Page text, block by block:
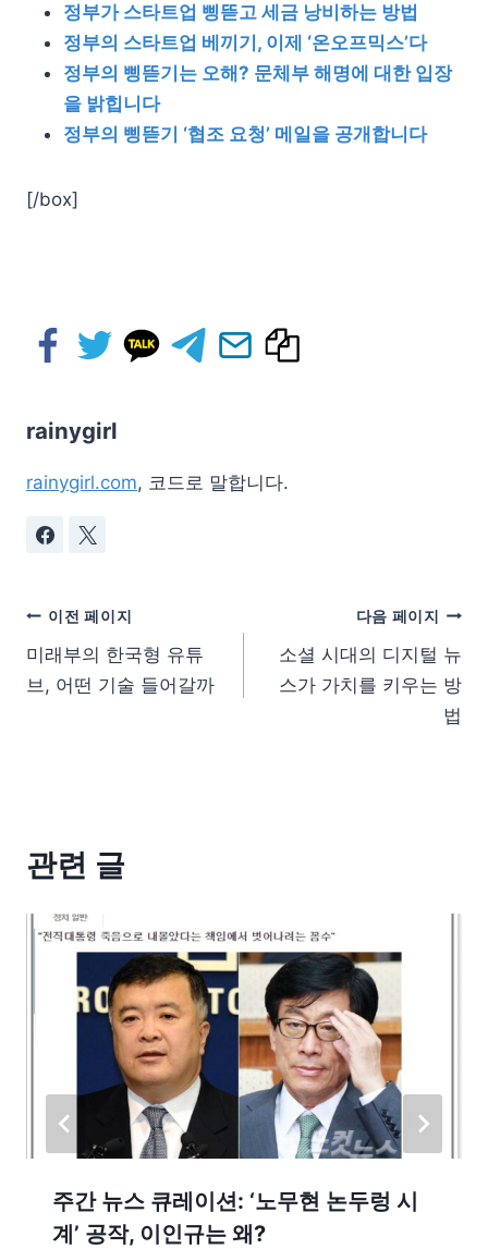
정부가 스타트업 삥뜯고 세금 낭비하는 방법
정부의 스타트업 베끼기, 이제 ‘온오프믹스’다
정부의 삥뜯기는 오해? 문체부 해명에 대한 입장
을 밝힙니다
정부의 삥뜯기 ‘협조 요청’ 메일을 공개합니다
[/box]
rainygirl
rainygirl.com, 코드로 말합니다.
이전 페이지
미래부의 한국형 유튜
브, 어떤 기술 들어갈까
다음 페이지
소셜 시대의 디지털 뉴
스가 가치를 키우는 방
법
관련 글
주간 뉴스 큐레이션: ‘노무현 논두렁 시
계’ 공작, 이인규는 왜?